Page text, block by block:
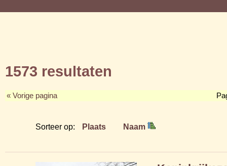
1573 resultaten
« Vorige pagina
Sorteer op: Plaats Naam